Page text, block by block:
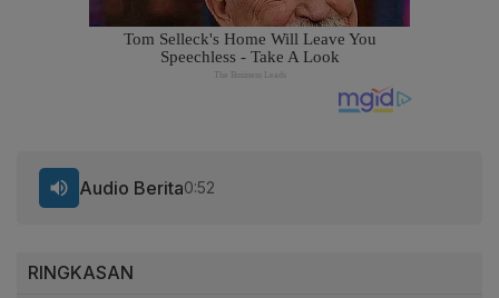
RINGKASAN
Audio Berita0:52